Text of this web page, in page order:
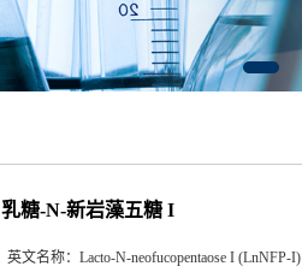
乳糖-N-新岩藻五糖 I
英文名称： Lacto-N-neofucopentaose I (LnNFP-I)